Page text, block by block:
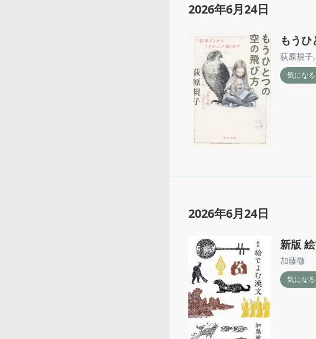
2026年6月24日
もう
荻原規子,
気になる
2026年6月24日
新版
加藤徹
気になる